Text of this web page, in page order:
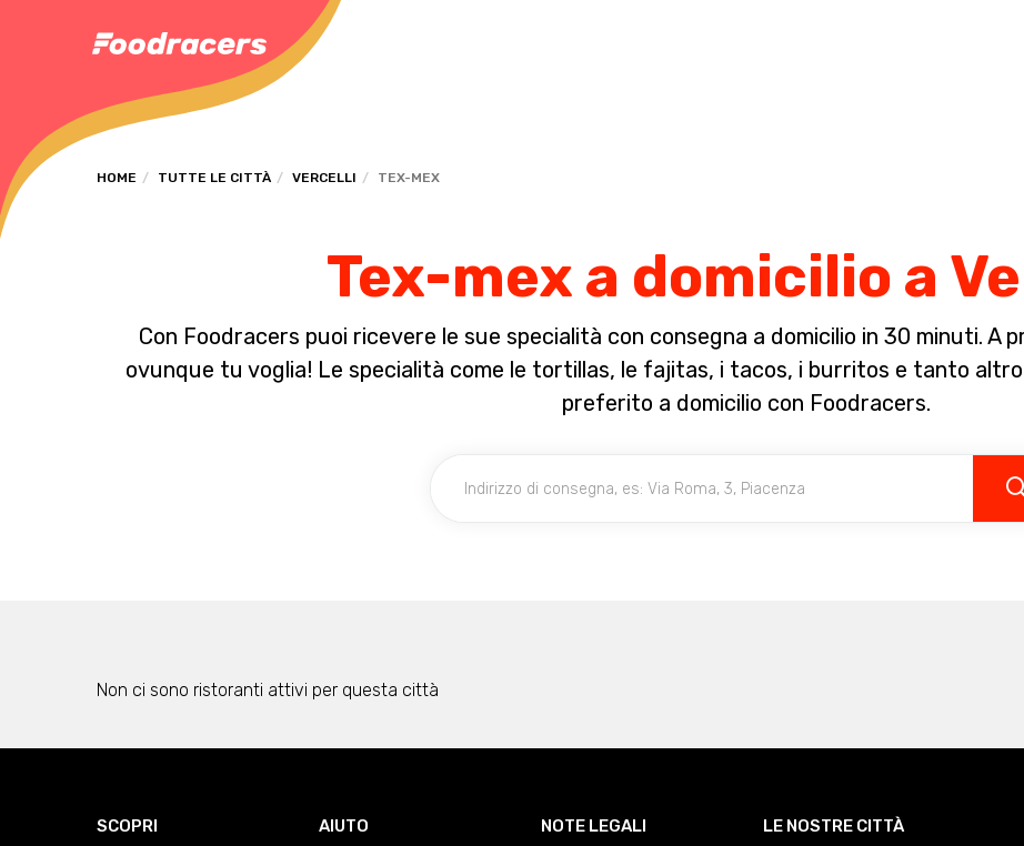
HOME TUTTE LE CITTÀ VERCELLI TEX-MEX
Tex-mex a domicilio a
Con Foodracers puoi ricevere le sue specialità con consegna a domicilio in 30 minuti. A
ovunque tu voglia! Le specialità come le tortillas, le fajitas, i tacos, i burritos e tanto
preferito a domicilio con Foodracers.
Non ci sono ristoranti attivi per questa città
SCOPRI AIUTO NOTE LEGALI LE NOSTRE CITTÀ